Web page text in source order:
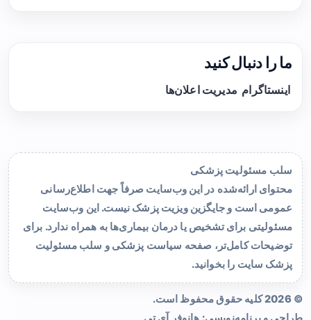
ما را دنبال کنید
اینستاگرام مدیریت اعلان‌ها
سلب مسئولیت پزشکی
محتوای ارائه‌شده در این وب‌سایت صرفاً جهت اطلاع‌رسانی
عمومی است و جایگزین ویزیت پزشک نیست. این وب‌سایت
مسئولیتی برای تشخیص یا درمان بیماری‌ها به همراه ندارد. برای
توضیحات کامل‌تر، صفحه سیاست پزشکی و سلب مسئولیت
پزشک سایت را بخوانید.
© 2026 کلیه حقوق محفوظ است.